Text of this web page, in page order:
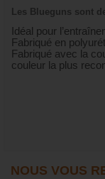
Les Blueguns sont
Idéal pour
Fabriqué en
Fabriqué avec la
couleur la plus
NOUS VOUS